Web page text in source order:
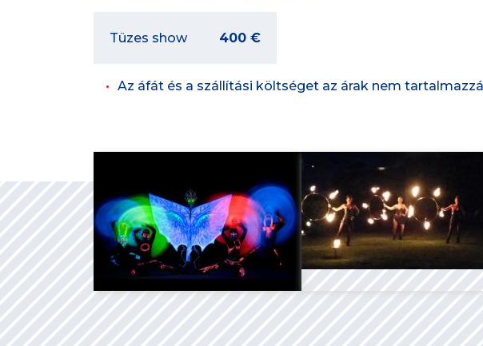
Tüzes show 400 €
Az áfát és a szállítási költséget az árak nem